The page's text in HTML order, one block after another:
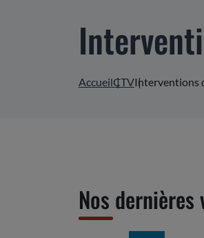
AccueilCTVInterventions
Nos dernières